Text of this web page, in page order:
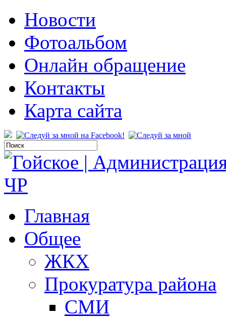
Новости
Фотоальбом
Онлайн обращение
Контакты
Карта сайта
Главная
Общее
ЖКХ
Прокуратура района
СМИ